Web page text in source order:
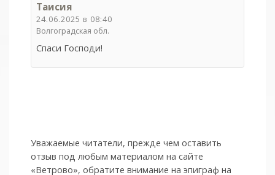
Таисия
24.06.2025 в 08:40
Волгоградская обл.
Спаси Господи!
Уважаемые читатели, прежде чем оставить
отзыв под любым материалом на сайте
«Ветрово», обратите внимание на эпиграф на